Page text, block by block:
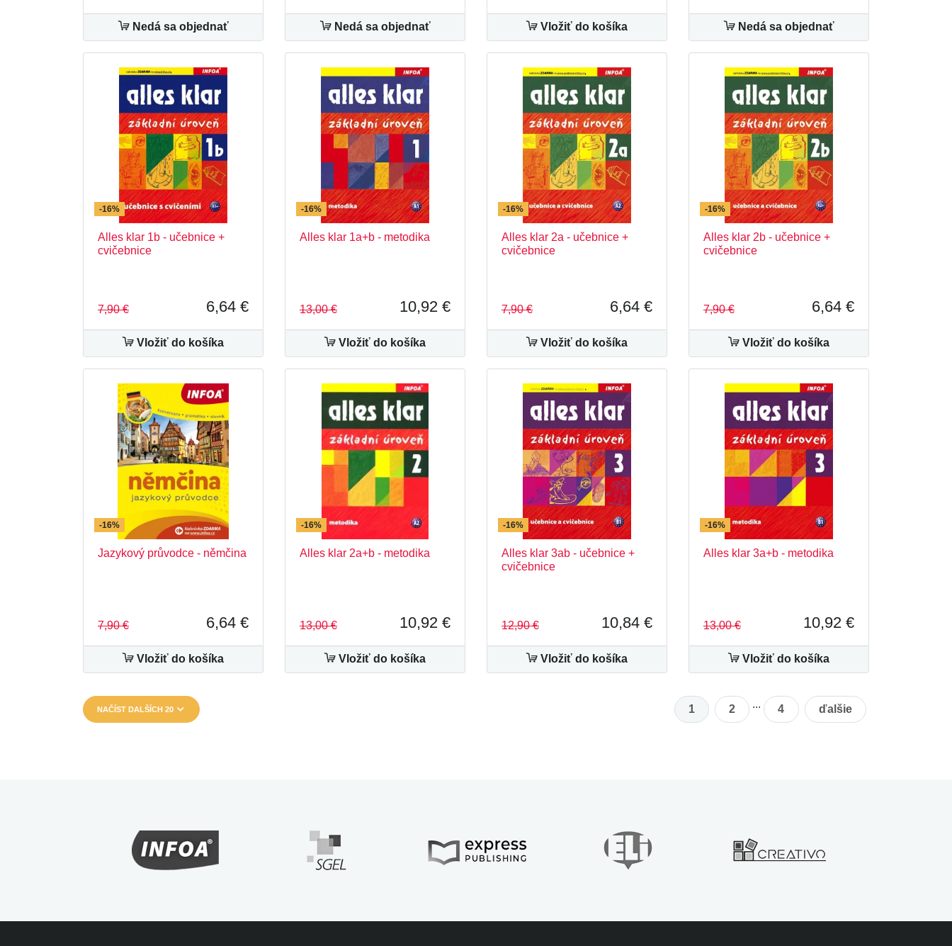
Nedá sa objednať Nedá sa objednať Vložiť do košíka Nedá sa objednať
-16%
Alles klar 1b - učebnice +
cvičebnice
7,90 € 6,64 €
Vložiť do košíka
-16%
Alles klar 1a+b - metodika
13,00 € 10,92 €
Vložiť do košíka
-16%
Alles klar 2a - učebnice +
cvičebnice
7,90 € 6,64 €
Vložiť do košíka
-16%
Alles klar 2b - učebnice +
cvičebnice
7,90 € 6,64 €
Vložiť do košíka
-16%
Jazykový průvodce - němčina
7,90 € 6,64 €
Vložiť do košíka
-16%
Alles klar 2a+b - metodika
13,00 € 10,92 €
Vložiť do košíka
-16%
Alles klar 3ab - učebnice +
cvičebnice
12,90 € 10,84 €
Vložiť do košíka
-16%
Alles klar 3a+b - metodika
13,00 € 10,92 €
Vložiť do košíka
NAČÍST DALŠÍCH 20 1 2 ... 4 ďalšie